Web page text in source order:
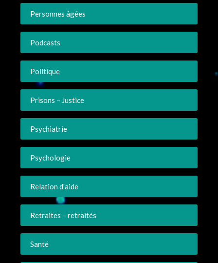
Personnes âgées
Podcasts
Politique
Prisons – Justice
Psychiatrie
Psychologie
Relation d'aide
Retraites – retraités
Santé